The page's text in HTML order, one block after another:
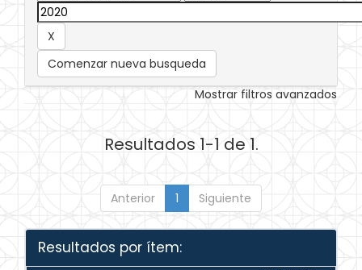
Comenzar nueva busqueda
Mostrar filtros avanzados
Resultados 1-1 de 1.
Anterior 1 Siguiente
Resultados por ítem: